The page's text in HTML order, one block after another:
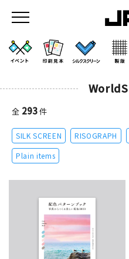
JAMのこと
お店/ワークスペース
全 293件
SILK SCREEN RISOGRAPH
Plain items